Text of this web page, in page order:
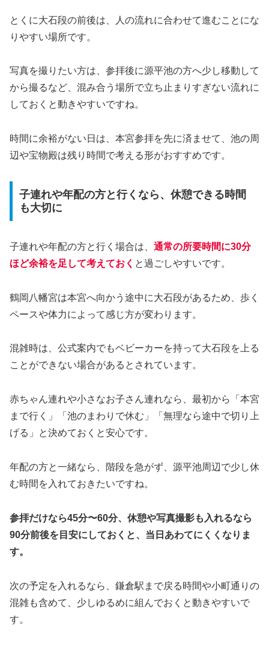
とくに大石段の前後は、人の流れに合わせて進むことにな
りやすい場所です。
写真を撮りたい方は、参拝後に源平池の方へ少し移動して
から撮るなど、混み合う場所で立ち止まりすぎない流れに
しておくと動きやすいですね。
時間に余裕がない日は、本宮参拝を先に済ませて、池の周
辺や宝物殿は残り時間で考える形がおすすめです。
子連れや年配の方と行くなら、休憩できる時間
も大切に
子連れや年配の方と行く場合は、 通常の所要時間に30分
ほど余裕を足して考えておく と過ごしやすいです。
鶴岡八幡宮は本宮へ向かう途中に大石段があるため、歩く
ペースや体力によって感じ方が変わります。
混雑時は、公式案内でもベビーカーを持って大石段を上る
ことができない場合があるとされています。
赤ちゃん連れや小さなお子さん連れなら、最初から「本宮
まで行く」「池のまわりで休む」「無理なら途中で切り上
げる」と決めておくと安心です。
年配の方と一緒なら、階段を急がず、源平池周辺で少し休
む時間を入れておきたいですね。
参拝だけなら45分〜60分、休憩や写真撮影も入れるなら
90分前後を目安にしておくと、当日あわてにくくなりま
す。
次の予定を入れるなら、鎌倉駅まで戻る時間や小町通りの
混雑も含めて、少しゆるめに組んでおくと動きやすいで
す。